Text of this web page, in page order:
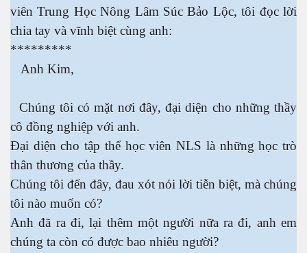
viên Trung Học Nông Lâm Súc Bảo Lộc, tôi đọc lời
chia tay và vĩnh biệt cùng anh:
*********
Anh Kim,
Chúng tôi có mặt nơi đây, đại diện cho những thầy
cô đồng nghiệp với anh.
Đại diện cho tập thể học viên NLS là những học trò
thân thương của thầy.
Chúng tôi đến đây, đau xót nói lời tiễn biệt, mà chúng
tôi nào muốn có?
Anh đã ra đi, lại thêm một người nữa ra đi, anh em
chúng ta còn có được bao nhiêu người?